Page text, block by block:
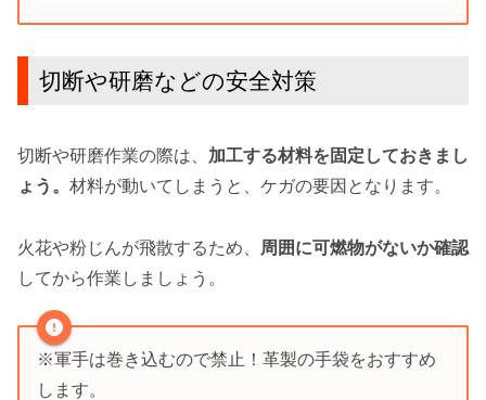
切断や研磨などの安全対策
切断や研磨作業の際は、 加工する材料を固定しておきまし
ょう。 材料が動いてしまうと、ケガの要因となります。
火花や粉じんが飛散するため、
周囲に可燃物がないか確認
してから作業しましょう。
※軍手は巻き込むので禁止！革製の手袋をおすすめ
します。